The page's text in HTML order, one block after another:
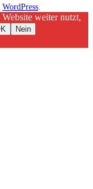
WordPress.
weiter nutzt,
Nein